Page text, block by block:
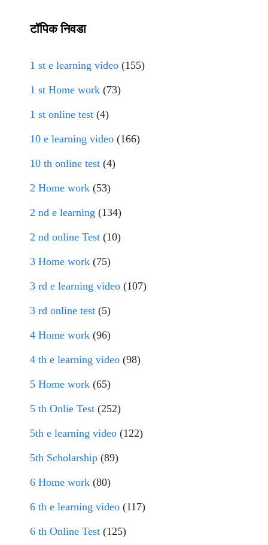
टॉपिक निवडा
1 st e learning video (155)
1 st Home work (73)
1 st online test (4)
10 e learning video (166)
10 th online test (4)
2 Home work (53)
2 nd e learning (134)
2 nd online Test (10)
3 Home work (75)
3 rd e learning video (107)
3 rd online test (5)
4 Home work (96)
4 th e learning video (98)
5 Home work (65)
5 th Onlie Test (252)
5th e learning video (122)
5th Scholarship (89)
6 Home work (80)
6 th e learning video (117)
6 th Online Test (125)